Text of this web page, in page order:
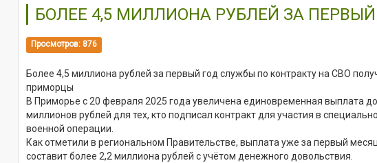
БОЛЕЕ 4,5 МИЛЛИОНА РУБЛЕЙ ЗА
Просмотров: 876
Более 4,5 миллиона рублей за первый год службы по контракту на СВО
приморцы
В Приморье с 20 февраля 2025 года увеличена единовременная выплата
миллионов рублей для тех, кто подписал контракт для участия в
военной операции.
Как отметили в региональном Правительстве, выплата уже за первый
составит более 2,2 миллиона рублей с учётом денежного довольствия.